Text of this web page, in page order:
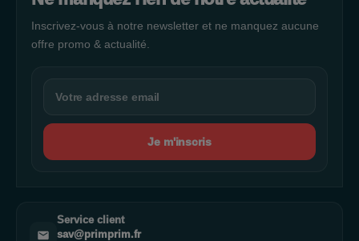
Inscrivez-vous à notre newsletter et ne manquez aucune
offre promo & actualité.
Je m'inscris
Service client
sav@primprim.fr